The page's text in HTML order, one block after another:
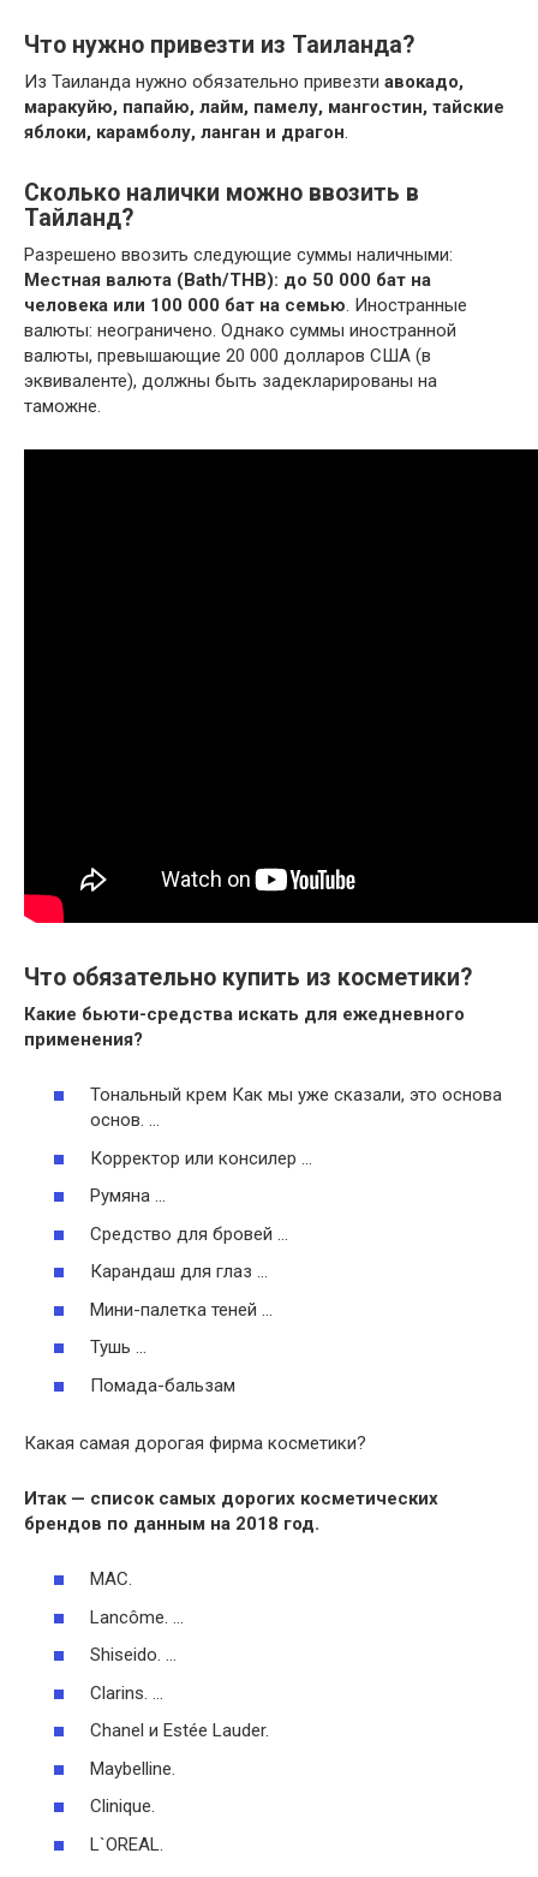
Что нужно привезти из Таиланда?
Из Таиланда нужно обязательно привезти авокадо,
маракуйю, папайю, лайм, памелу, мангостин, тайские
яблоки, карамболу, ланган и драгон.
Сколько налички можно ввозить в
Тайланд?
Разрешено ввозить следующие суммы наличными:
Местная валюта (Bath/THB): до 50 000 бат на
человека или 100 000 бат на семью. Иностранные
валюты: неограничено. Однако суммы иностранной
валюты, превышающие 20 000 долларов США (в
эквиваленте), должны быть задекларированы на
таможне.
Что обязательно купить из косметики?
Какие бьюти-средства искать для ежедневного
применения?
Тональный крем Как мы уже сказали, это основа
основ. …
Корректор или консилер …
Румяна …
Средство для бровей …
Карандаш для глаз …
Мини-палетка теней …
Тушь …
Помада-бальзам
Какая самая дорогая фирма косметики?
Итак — список самых дорогих косметических
брендов по данным на 2018 год.
MAC.
Lancôme. …
Shiseido. …
Clarins. …
Chanel и Estée Lauder.
Maybelline.
Clinique.
L`OREAL.